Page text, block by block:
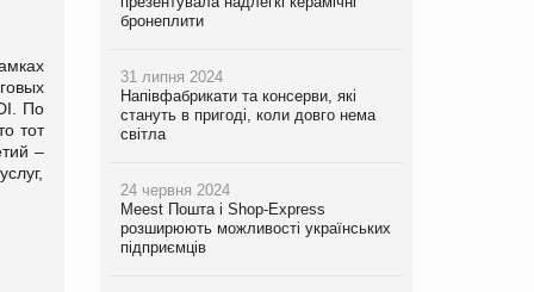
По
тот
–
бронеплити
31 липня 2024
Напівфабрикати та консерви, які
стануть в пригоді, коли довго нема
світла
24 червня 2024
Meest Пошта і Shop-Express
розширюють можливості українських
підприємців